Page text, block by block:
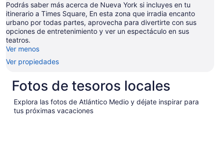
Podrás saber más acerca de Nueva York si incluyes en tu
itinerario a Times Square, En esta zona que irradia encanto
urbano por todas partes, aprovecha para divertirte con sus
opciones de entretenimiento y ver un espectáculo en sus
teatros.
Ver menos
Ver propiedades
Fotos de tesoros locales
Explora las fotos de Atlántico Medio y déjate inspirar para
tus próximas vacaciones